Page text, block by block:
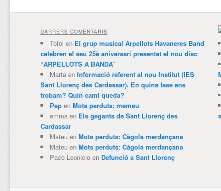
DARRERS COMENTARIS
Tofol en El grup musical Arpellots Havaneres Band
celebren el seu 25è aniversari presentat el nou disc
“ARPELLOTS A BANDA”
Martaen Informació referent al nou Institut (IES
Sant Llorenç des Cardassar). En quina fase ens
trobam? Quin camí queda?
Pepen Mots perduts: memeu
emmaen Els gegants de Sant Llorenç des
Cardassar
Mateuen Mots perduts: Càgola merdançana
Mateuen Mots perduts: Càgola merdançana
Paco Leonicioen Defunció a Sant Llorenç